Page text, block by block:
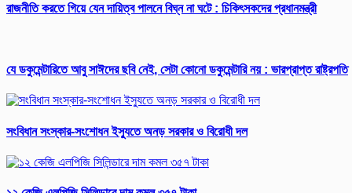
রাজনীতি করতে গিয়ে যেন দায়িত্ব পালনে বিঘ্ন না ঘটে : চিকিৎসকদের প্রধানমন্ত্রী
যে ডকুমেন্টারিতে আবু সাঈদের ছবি নেই, সেটা কোনো ডকুমেন্টারি নয় : ভারপ্রাপ্ত রাষ্ট্রপতি
সংবিধান সংস্কার-সংশোধন ইস্যুতে অনড় সরকার ও বিরোধী দল